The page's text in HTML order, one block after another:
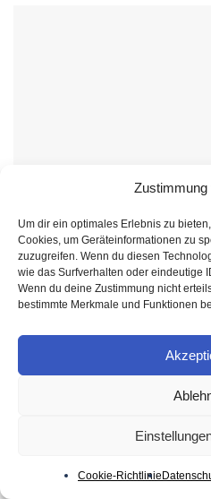
Zustimmung
Um dir ein optimales Erlebnis zu
Cookies, um Geräteinformationen zu
zuzugreifen. Wenn du diesen
wie das Surfverhalten oder eindeutige
Wenn du deine Zustimmung nicht
bestimmte Merkmale und Funktionen
Cookie-Richtlinie
KAUFRATGEBER